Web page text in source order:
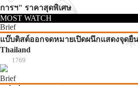
การฯ" ราคาสุดพิเศษ
MOST WATCH
Brief
แบ๊บติสต์ออกจดหมายเปิดผนึกแสดงจุดยืน
Thailand
1769
Brief